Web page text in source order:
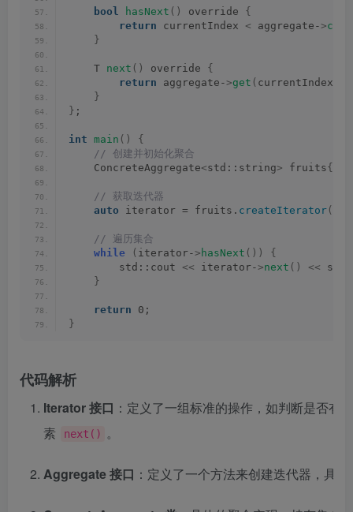
bool hasNext () override {
return currentIndex < aggregate->
}
    T
next () override {
return aggregate->get ( currentIndex++
}
} ;
int main ()
{
// 创建并初始化聚合
    ConcreteAggregate
<std::string> fruits{
// 获取迭代器
auto iterator = fruits. createIterator ()
// 遍历集合
while
( iterator-> hasNext ())
{
        std::cout
<< iterator->next () <<
}
return 0;
}
代码解析
Iterator 接口 ：定义了一组标准的操作，如判断是否有
素
next() 。
Aggregate 接口 ：定义了一个方法来创建迭代器，具